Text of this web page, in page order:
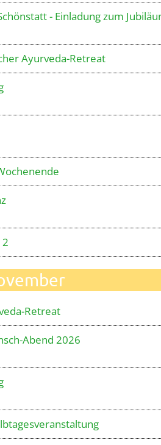
- Einladung zum
Ayurveda-Retreat
Retreat
Abend 2026